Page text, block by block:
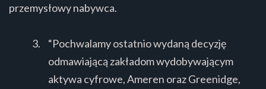
przemysłowy nabywca.
“Pochwalamy ostatnio wydaną decyzję
odmawiającą zakładom wydobywającym
aktywa cyfrowe, Ameren oraz Greenidge,